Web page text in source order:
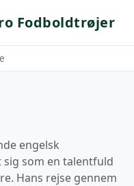
Fodboldtrøjer
engelsk
som en talentfuld
Hans rejse gennem